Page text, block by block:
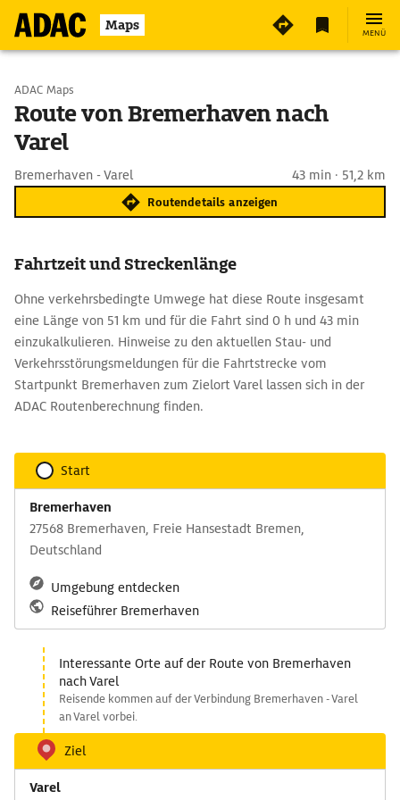
Maps MENÜ
Start wählen
Ziel eingeben
ADAC Maps
Route von Bremerhaven nach
Varel
Bremerhaven - Varel 43 min · 51,2 km
Routendetails anzeigen
Fahrtzeit und Streckenlänge
Ohne verkehrsbedingte Umwege hat diese Route insgesamt
eine Länge von 51 km und für die Fahrt sind 0 h und 43 min
einzukalkulieren. Hinweise zu den aktuellen Stau- und
Verkehrsstörungsmeldungen für die Fahrtstrecke vom
Startpunkt Bremerhaven zum Zielort Varel lassen sich in der
ADAC Routenberechnung finden.
Start
Bremerhaven
27568 Bremerhaven, Freie Hansestadt Bremen,
Deutschland
Umgebung entdecken
Reiseführer Bremerhaven
Interessante Orte auf der Route von Bremerhaven
nach Varel
Reisende kommen auf der Verbindung Bremerhaven - Varel
an Varel vorbei.
Ziel
Varel